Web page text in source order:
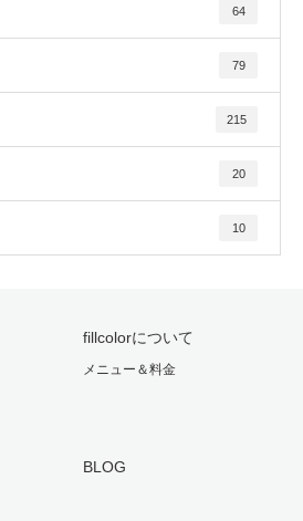
64
79
215
20
10
fillcolorについて
メニュー＆料金
BLOG